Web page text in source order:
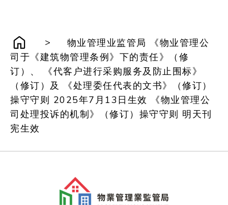
>
物业管理业监管局 《物业管理公
司于《建筑物管理条例》下的责任》（修
订）、 《代客户进行采购服务及防止围标》
（修订）及 《处理委任代表的文书》（修订）
操守守则 2025年7月13日生效 《物业管理公
司处理投诉的机制》（修订）操守守则 明天刊
宪生效